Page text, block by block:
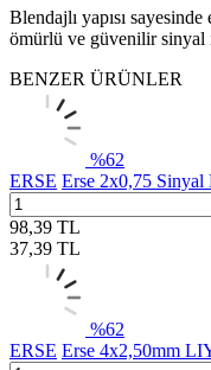
Blendajlı yapısı
ömürlü ve güvenilir sinyal
BENZER ÜRÜNLER
%62
ERSE Erse 2x0,75
98,39 TL
37,39 TL
%62
ERSE Erse 4x2,50mm